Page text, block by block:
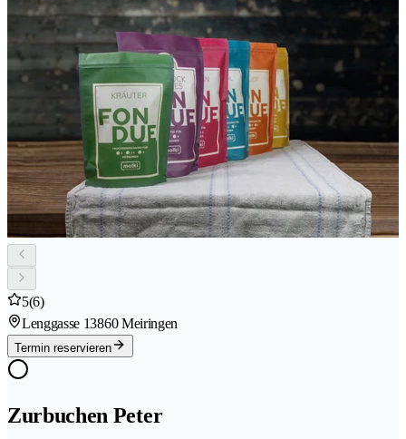
5(6)
Lenggasse 13860 Meiringen
Termin reservieren
Zurbuchen Peter